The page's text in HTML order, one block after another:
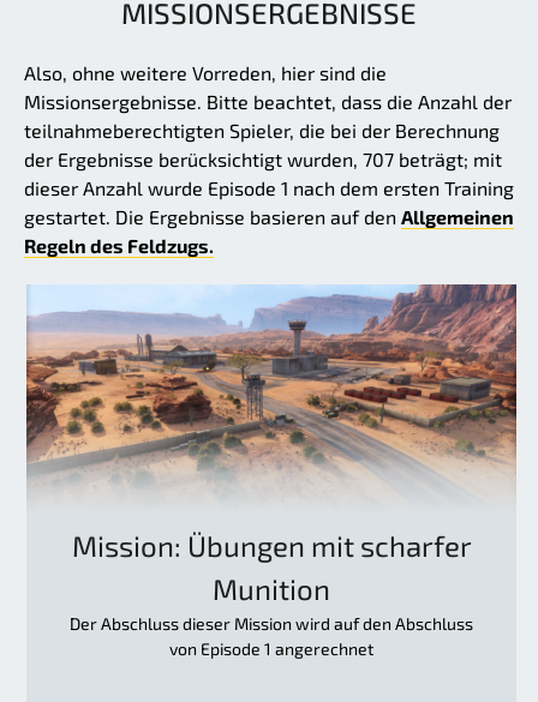
MISSIONSERGEBNISSE
Also, ohne weitere Vorreden, hier sind die
Missionsergebnisse. Bitte beachtet, dass die Anzahl der
teilnahmeberechtigten Spieler, die bei der Berechnung
der Ergebnisse berücksichtigt wurden, 707 beträgt; mit
dieser Anzahl wurde Episode 1 nach dem ersten Training
gestartet. Die Ergebnisse basieren auf den Allgemeinen
Regeln des Feldzugs.
Mission: Übungen mit scharfer
Munition
Der Abschluss dieser Mission wird auf den Abschluss
von Episode 1 angerechnet